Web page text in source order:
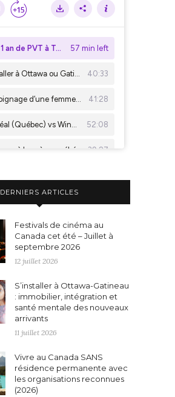
DERNIERS ARTICLES
Festivals de cinéma au
Canada cet été – Juillet à
septembre 2026
12 juillet 2026
S’installer à Ottawa-Gatineau
: immobilier, intégration et
santé mentale des nouveaux
arrivants
11 juillet 2026
Vivre au Canada SANS
résidence permanente avec
les organisations reconnues
(2026)